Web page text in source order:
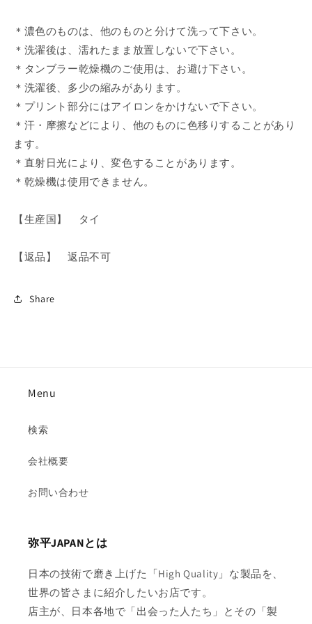
＊濃色のものは、他のものと分けて洗って下さい。
＊洗濯後は、濡れたまま放置しないで下さい。
＊タンブラー乾燥機のご使用は、お避け下さい。
＊洗濯後、多少の縮みがあります。
＊プリント部分にはアイロンをかけないで下さい。
＊汗・摩擦などにより、他のものに色移りすることがあり
ます。
＊直射日光により、変色することがあります。
＊乾燥機は使用できません。
【生産国】 タイ
【返品】 返品不可
Share
Menu
検索
会社概要
お問い合わせ
弥平JAPANとは
日本の技術で磨き上げた「High Quality」な製品を、
世界の皆さまに紹介したいお店です。
店主が、日本各地で「出会った人たち」とその「製